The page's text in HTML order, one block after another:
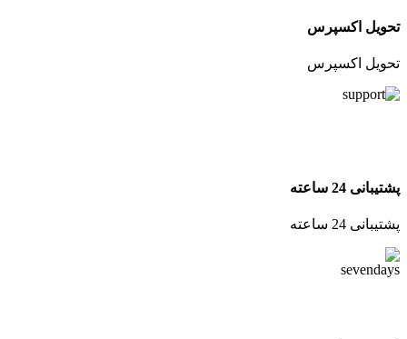
تحویل اکسپرس
تحویل اکسپرس
پشتیبانی 24 ساعته
پشتیبانی 24 ساعته